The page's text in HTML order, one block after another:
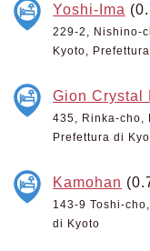
Yoshi-Ima
229-2, Nishino-
Kyoto,
Gion Crystal
435, Rinka-cho,
Prefettura di
Kamohan
143-9 Toshi-
di Kyoto